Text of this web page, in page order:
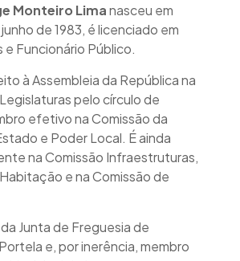
Monteiro Limanasceu em
de 1983, é licenciado em
e Funcionário Público.
à Assembleia da República na
Legislaturas pelo círculo de
efetivo na Comissão da
e Poder Local. É ainda
na Comissão Infraestruturas,
e na Comissão de
Junta de Freguesia de
e, por inerência, membro